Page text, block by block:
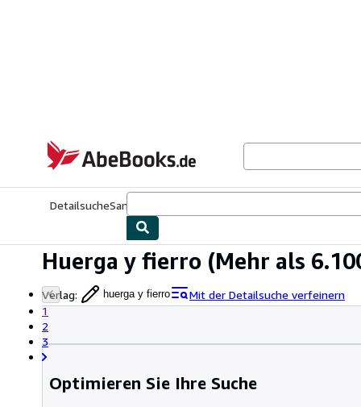
AbeBooks.de
DetailsucheSammlungen
Huerga y fierro (Mehr als
Verlag: huerga y fierro
Mit der Detailsuche verfeinern
1
2
3
Optimieren Sie Ihre Suche